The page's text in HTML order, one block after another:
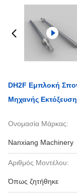
DH2F Εμπλοκή
Μηχανής
Ονομασία Μάρκας:
Nanxiang Machinery
Αριθμός Μοντέλου:
Όπως ζητήθηκε